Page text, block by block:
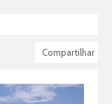
Compartilhar